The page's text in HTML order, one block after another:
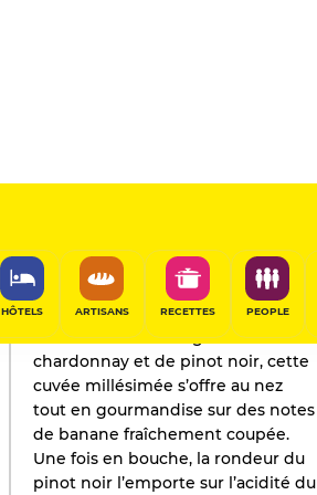
HÔTELS ARTISANS RECETTES PEOPLE
L'AVIS DE GAULT&MILLAU
2020
Issue d’un assemblage de
chardonnay et de pinot noir, cette
cuvée millésimée s’offre au nez
tout en gourmandise sur des notes
de banane fraîchement coupée.
Une fois en bouche, la rondeur du
pinot noir l’emporte sur l’acidité du